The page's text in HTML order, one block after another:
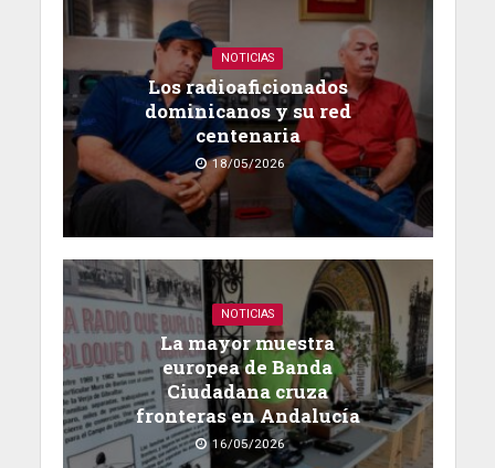
NOTICIAS
Los radioaficionados
dominicanos y su red
centenaria
18/05/2026
NOTICIAS
La mayor muestra
europea de Banda
Ciudadana cruza
fronteras en Andalucía
16/05/2026